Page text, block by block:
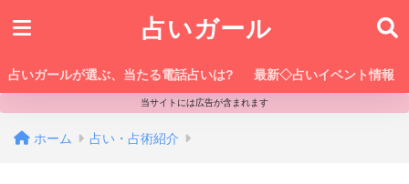
占いガール
占いガールが選ぶ、当たる電話占いは? 最新◇占いイベント情報
当サイトには広告が含まれます
ホーム 占い・占術紹介